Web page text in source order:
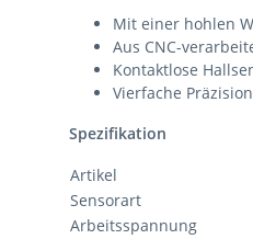
Mit einer hohlen
Aus CNC-
Kontaktlose
Vierfache
Spezifikation
Artikel
Sensorart
Arbeitsspannung